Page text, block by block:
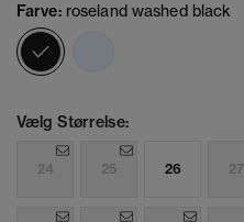
Farve: roseland washed black
Vælg Størrelse:
24 25 26 27